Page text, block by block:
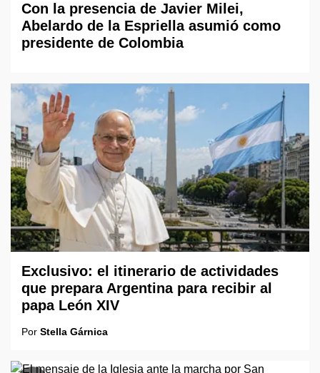
Con la presencia de Javier Milei,
Abelardo de la Espriella asumió como
presidente de Colombia
Exclusivo: el itinerario de actividades
que prepara Argentina para recibir al
papa León XIV
Por Stella Gárnica